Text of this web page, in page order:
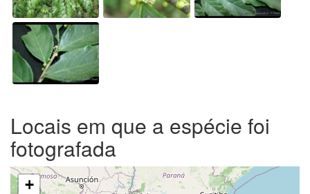
Locais em que a espécie foi
fotografada
+